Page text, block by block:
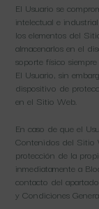
El Usuario se
intelectual e
los elementos del
almacenarlos en el
soporte físico
El Usuario, sin
dispositivo de
en el Sitio Web.
En caso de que el
Contenidos del Sitio
protección de la
inmediatamente a
contacto del
y Condiciones